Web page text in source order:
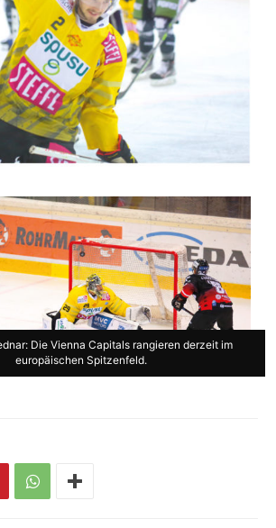
Die Vienna Capitals rangieren derzeit im
europäischen Spitzenfeld.